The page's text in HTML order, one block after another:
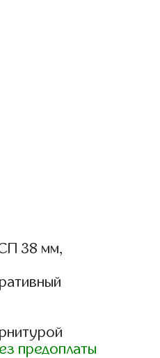
38 мм,
предоплаты